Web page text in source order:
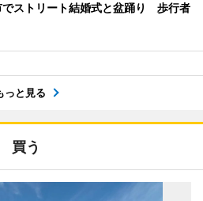
でストリート結婚式と盆踊り 歩行者
っと見る
買う